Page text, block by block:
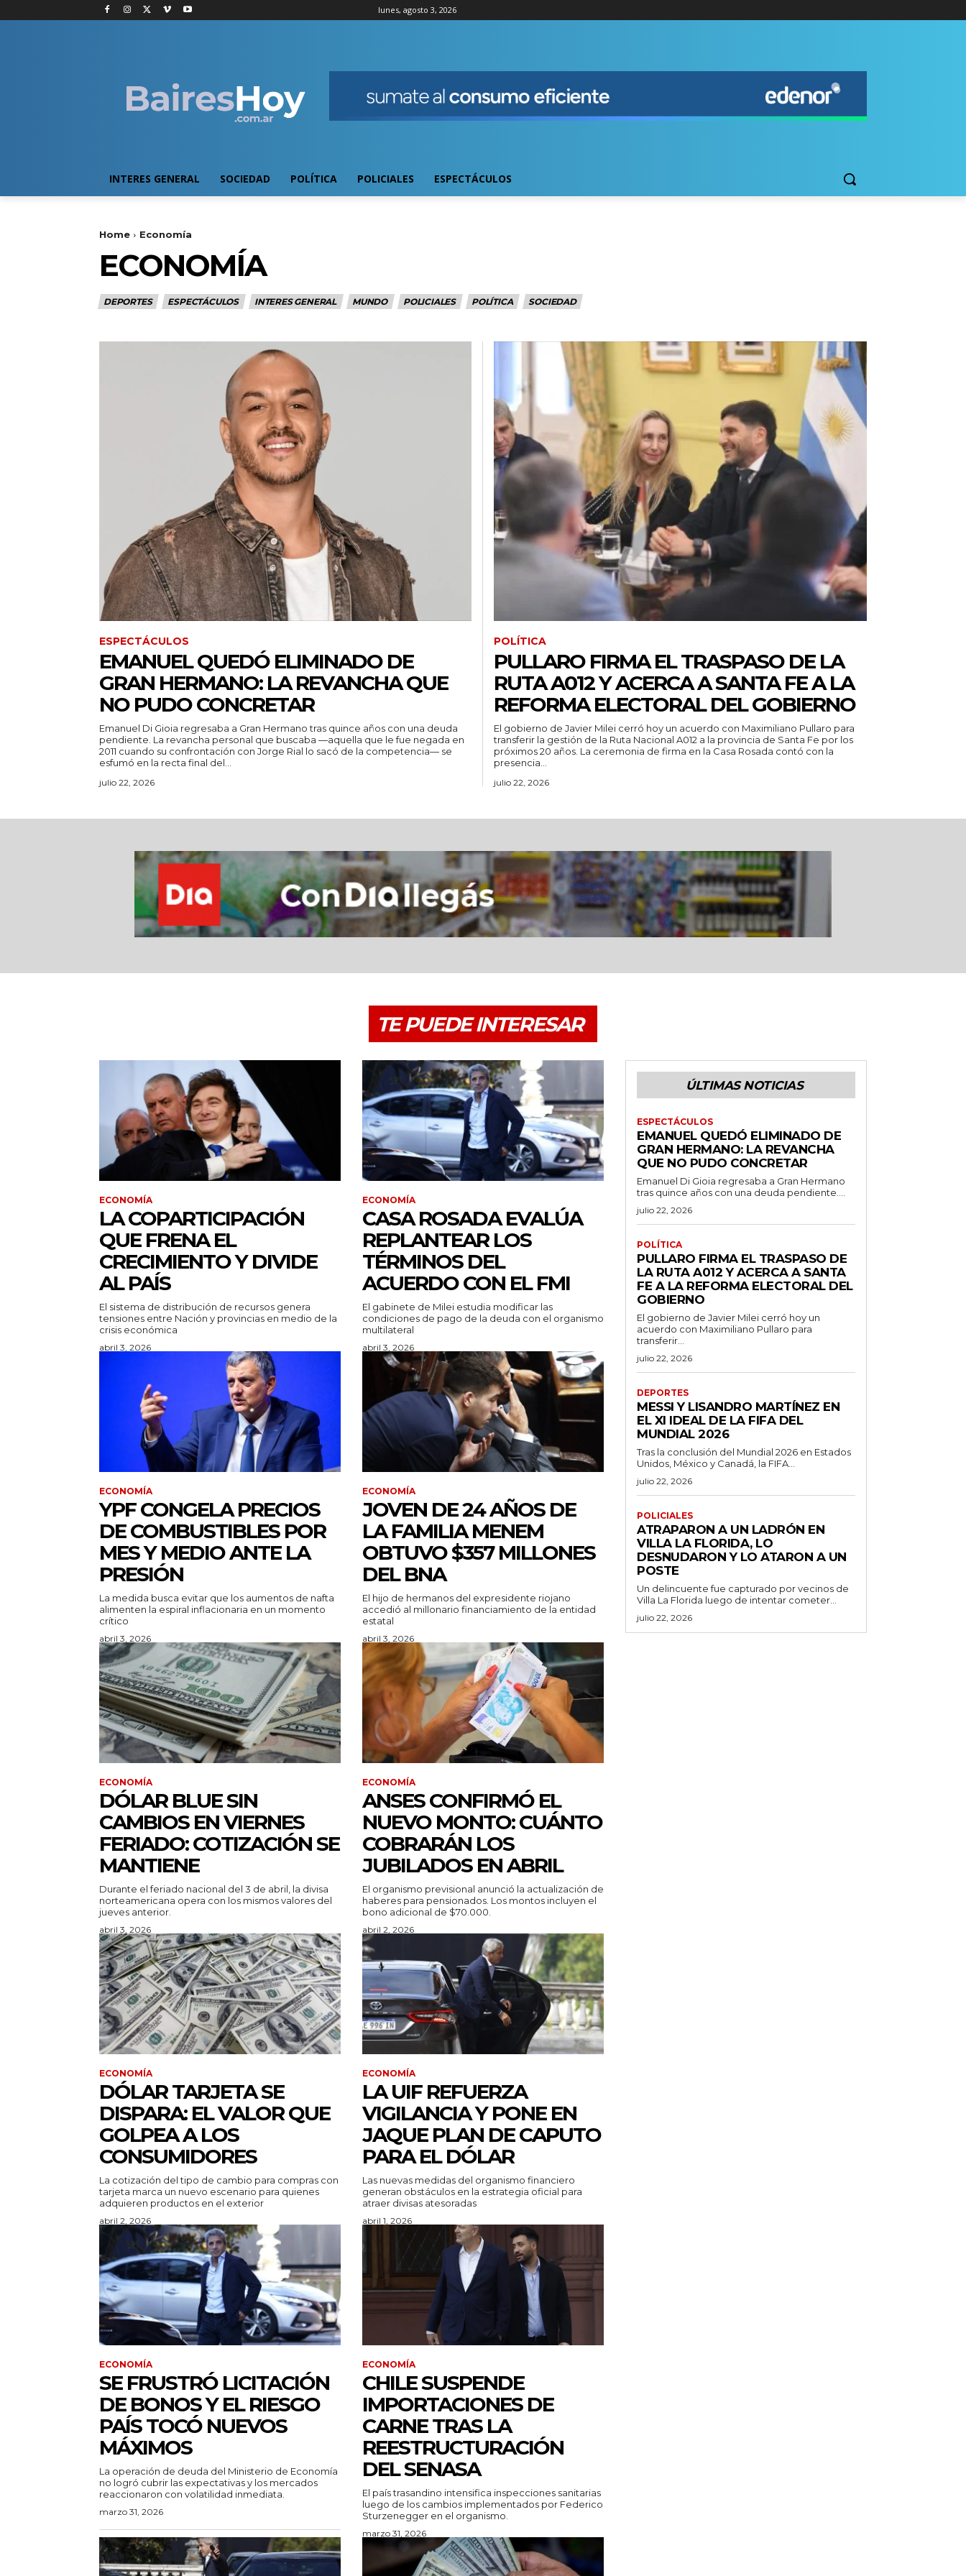
lunes, agosto 3, 2026
INTERES GENERAL SOCIEDAD POLÍTICA POLICIALES ESPECTÁCULOS
Home Economía
ECONOMÍA
DEPORTES ESPECTÁCULOS INTERES GENERAL MUNDO POLICIALES POLÍTICA SOCIEDAD
ESPECTÁCULOS
EMANUEL QUEDÓ ELIMINADO DE
GRAN HERMANO: LA REVANCHA QUE
NO PUDO CONCRETAR
Emanuel Di Gioia regresaba a Gran Hermano tras quince años con una deuda
pendiente. La revancha personal que buscaba —aquella que le fue negada en
2011 cuando su confrontación con Jorge Rial lo sacó de la competencia— se
esfumó en la recta final del...
julio 22, 2026
POLÍTICA
PULLARO FIRMA EL TRASPASO DE LA
RUTA A012 Y ACERCA A SANTA FE A LA
REFORMA ELECTORAL DEL GOBIERNO
El gobierno de Javier Milei cerró hoy un acuerdo con Maximiliano Pullaro para
transferir la gestión de la Ruta Nacional A012 a la provincia de Santa Fe por los
próximos 20 años. La ceremonia de firma en la Casa Rosada contó con la
presencia...
julio 22, 2026
TE PUEDE INTERESAR
ECONOMÍA
LA COPARTICIPACIÓN
QUE FRENA EL
CRECIMIENTO Y DIVIDE
AL PAÍS
El sistema de distribución de recursos genera
tensiones entre Nación y provincias en medio de la
crisis económica
abril 3, 2026
ECONOMÍA
CASA ROSADA EVALÚA
REPLANTEAR LOS
TÉRMINOS DEL
ACUERDO CON EL FMI
El gabinete de Milei estudia modificar las
condiciones de pago de la deuda con el organismo
multilateral
abril 3, 2026
ECONOMÍA
YPF CONGELA PRECIOS
DE COMBUSTIBLES POR
MES Y MEDIO ANTE LA
PRESIÓN
La medida busca evitar que los aumentos de nafta
alimenten la espiral inflacionaria en un momento
crítico
abril 3, 2026
ECONOMÍA
JOVEN DE 24 AÑOS DE
LA FAMILIA MENEM
OBTUVO $357 MILLONES
DEL BNA
El hijo de hermanos del expresidente riojano
accedió al millonario financiamiento de la entidad
estatal
abril 3, 2026
ECONOMÍA
DÓLAR BLUE SIN
CAMBIOS EN VIERNES
FERIADO: COTIZACIÓN SE
MANTIENE
Durante el feriado nacional del 3 de abril, la divisa
norteamericana opera con los mismos valores del
jueves anterior.
abril 3, 2026
ECONOMÍA
ANSES CONFIRMÓ EL
NUEVO MONTO: CUÁNTO
COBRARÁN LOS
JUBILADOS EN ABRIL
El organismo previsional anunció la actualización de
haberes para pensionados. Los montos incluyen el
bono adicional de $70.000.
abril 2, 2026
ECONOMÍA
DÓLAR TARJETA SE
DISPARA: EL VALOR QUE
GOLPEA A LOS
CONSUMIDORES
La cotización del tipo de cambio para compras con
tarjeta marca un nuevo escenario para quienes
adquieren productos en el exterior
abril 2, 2026
ECONOMÍA
LA UIF REFUERZA
VIGILANCIA Y PONE EN
JAQUE PLAN DE CAPUTO
PARA EL DÓLAR
Las nuevas medidas del organismo financiero
generan obstáculos en la estrategia oficial para
atraer divisas atesoradas
abril 1, 2026
ECONOMÍA
SE FRUSTRÓ LICITACIÓN
DE BONOS Y EL RIESGO
PAÍS TOCÓ NUEVOS
MÁXIMOS
La operación de deuda del Ministerio de Economía
no logró cubrir las expectativas y los mercados
reaccionaron con volatilidad inmediata.
marzo 31, 2026
ECONOMÍA
CHILE SUSPENDE
IMPORTACIONES DE
CARNE TRAS LA
REESTRUCTURACIÓN
DEL SENASA
El país trasandino intensifica inspecciones sanitarias
luego de los cambios implementados por Federico
Sturzenegger en el organismo.
marzo 31, 2026
ÚLTIMAS NOTICIAS
ESPECTÁCULOS
EMANUEL QUEDÓ ELIMINADO DE
GRAN HERMANO: LA REVANCHA
QUE NO PUDO CONCRETAR
Emanuel Di Gioia regresaba a Gran Hermano
tras quince años con una deuda pendiente....
julio 22, 2026
POLÍTICA
PULLARO FIRMA EL TRASPASO DE
LA RUTA A012 Y ACERCA A SANTA
FE A LA REFORMA ELECTORAL DEL
GOBIERNO
El gobierno de Javier Milei cerró hoy un
acuerdo con Maximiliano Pullaro para
transferir...
julio 22, 2026
DEPORTES
MESSI Y LISANDRO MARTÍNEZ EN
EL XI IDEAL DE LA FIFA DEL
MUNDIAL 2026
Tras la conclusión del Mundial 2026 en Estados
Unidos, México y Canadá, la FIFA...
julio 22, 2026
POLICIALES
ATRAPARON A UN LADRÓN EN
VILLA LA FLORIDA, LO
DESNUDARON Y LO ATARON A UN
POSTE
Un delincuente fue capturado por vecinos de
Villa La Florida luego de intentar cometer...
julio 22, 2026